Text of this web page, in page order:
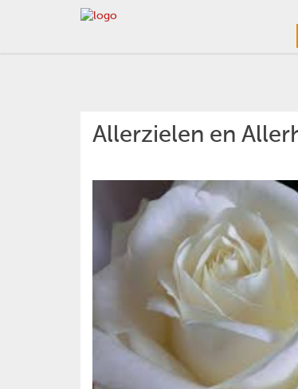
Allerzielen en